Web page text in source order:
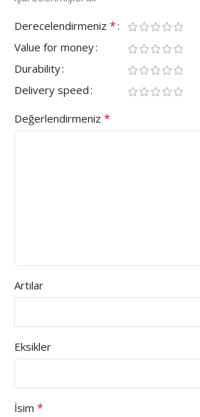
Derecelendirmeniz *
Value for money
Durability
Delivery speed
Değerlendirmeniz *
Artılar
Eksikler
İsim *